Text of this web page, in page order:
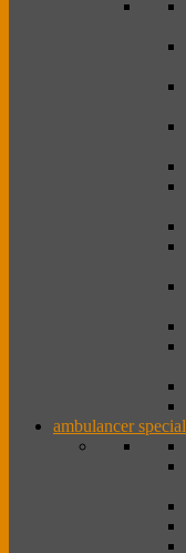
ambulancer special